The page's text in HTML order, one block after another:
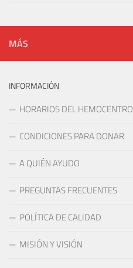
MÁS
INFORMACIÓN
HORARIOS DEL HEMOCENTRO
CONDICIONES PARA DONAR
A QUIÉN AYUDO
PREGUNTAS FRECUENTES
POLÍTICA DE CALIDAD
MISIÓN Y VISIÓN